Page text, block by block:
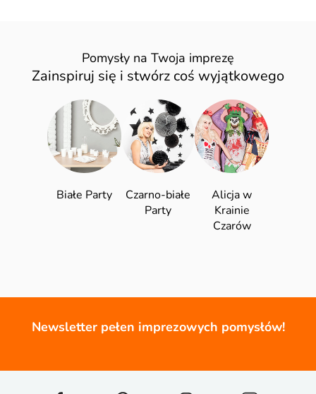
Pomysły na Twoja imprezę
Zainspiruj się i stwórz coś wyjątkowego
Białe Party
Czarno-białe
Party
Alicja w
Krainie
Czarów
Newsletter pełen imprezowych pomysłów!